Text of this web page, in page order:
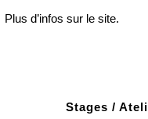
Plus d’infos sur le site.
Stages /